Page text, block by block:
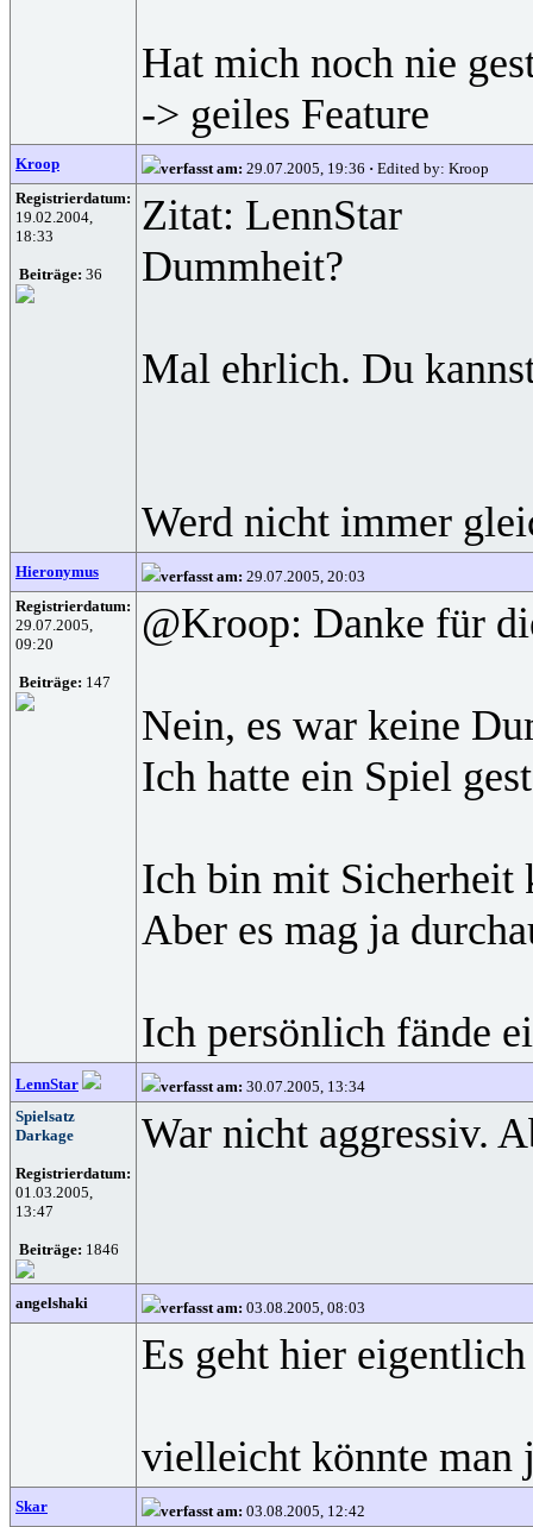
Hat mich noch nie
-> geiles Feature
Kroop verfasst am: 29.07.2005, 19:36 · Edited by: Kroop
Registrierdatum:
19.02.2004,
18:33
Beiträge: 36
Zitat: LennStar
Dummheit?
Mal ehrlich. Du
Werd nicht immer
Hieronymus verfasst am: 29.07.2005, 20:03
Registrierdatum:
29.07.2005,
09:20
Beiträge: 147
@Kroop: Danke für
Nein, es war keine
Ich hatte ein Spiel
Ich bin mit Sicherheit
Aber es mag ja
Ich persönlich fände
LennStar verfasst am: 30.07.2005, 13:34
Spielsatz
Darkage
Registrierdatum:
01.03.2005,
13:47
Beiträge: 1846
War nicht aggressiv.
angelshaki verfasst am: 03.08.2005, 08:03
Es geht hier
vielleicht könnte man
Skar verfasst am: 03.08.2005, 12:42